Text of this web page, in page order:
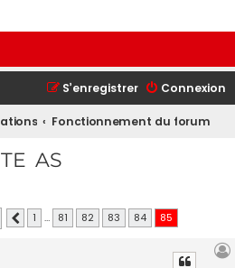
Connexion
S’enregistrer
Fonctionnement du forum
AS
85 sur85
Précédente
1 … 81 82 83 84 85